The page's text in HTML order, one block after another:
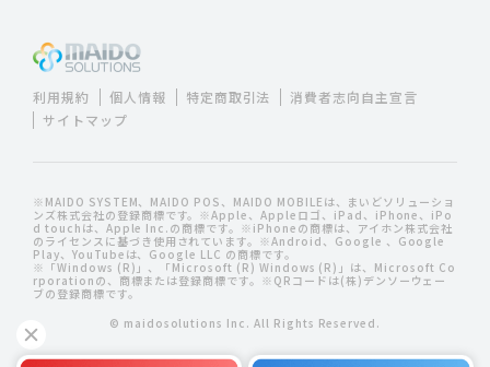
利用規約 個人情報 特定商取引法
消費者志向自主宣言
サイトマップ
※MAIDO SYSTEM、MAIDO POS、MAIDO MOBILEは、まいどソリューショ
ンズ株式会社の登録商標です。※Apple、Appleロゴ、iPad、iPhone、iPo
d touchは、Apple Inc.の商標です。※iPhoneの商標は、アイホン株式会社
のライセンスに基づき使用されています。※Android、Google 、Google
Play、YouTubeは、Google LLC の商標です。
※「Windows (R)」、「Microsoft (R) Windows (R)」は、Microsoft Co
rporationの、商標または登録商標です。※QRコードは(株)デンソーウェー
ブの登録商標です。
© maidosolutions Inc. All Rights Reserved.